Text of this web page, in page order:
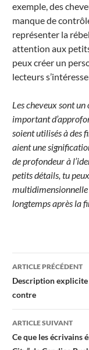
exemple, des
manque de
représenter la
attention aux
peux créer un
lecteurs
Les cheveux sont
important
soient utilisés à des
aient une
de profondeur à
petits détails, tu
multidimensionnelle
longtemps après la
Navigation
des
articles
ARTICLE PRÉCÉDENT
Description explicite
contre
ARTICLE SUIVANT
Ce que les écrivains